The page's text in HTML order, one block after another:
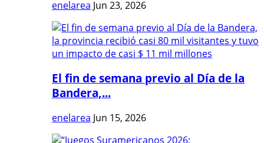
enelarea Jun 23, 2026
El fin de semana previo al Día de la
Bandera,...
enelarea Jun 15, 2026